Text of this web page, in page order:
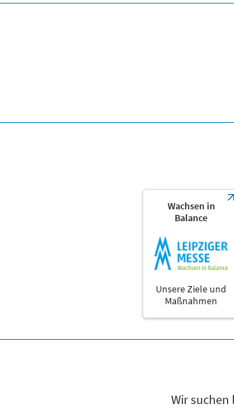
Wachsen in
Balance
Unsere Ziele und
Maßnahmen
Wir